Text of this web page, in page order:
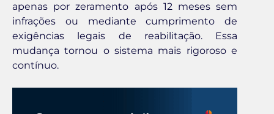
apenas por zeramento após 12 meses sem
infrações ou mediante cumprimento de
exigências legais de reabilitação. Essa
mudança tornou o sistema mais rigoroso e
contínuo.